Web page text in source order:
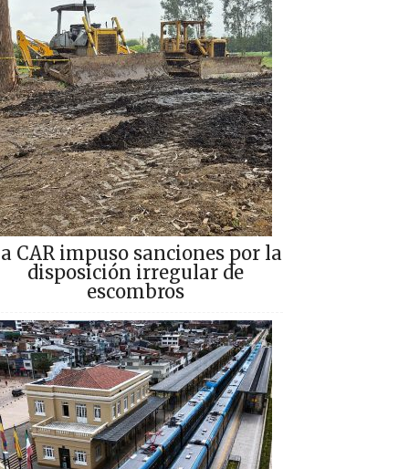
CAR impuso sanciones por la
disposición irregular de
escombros